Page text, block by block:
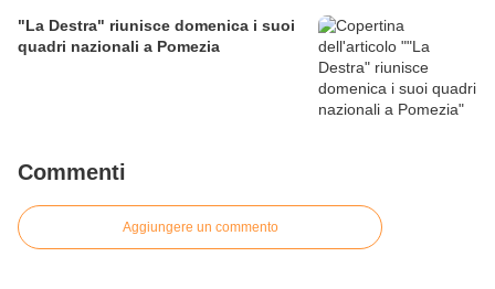
"La Destra" riunisce domenica i suoi
quadri nazionali a Pomezia
Commenti
Aggiungere un commento